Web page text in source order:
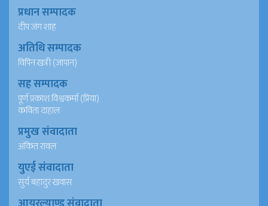
प्रधान सम्पादक
दीप जंग शाह
अतिथि सम्पादक
विपिन खत्री (जापान)
सह सम्पादक
पूर्ण प्रकाश विश्वकर्मा (प्रिया)
कविता दाहाल
प्रमुख संवादाता
अंकित रावल
युएई संवादाता
सुर्य बहादुर खवास